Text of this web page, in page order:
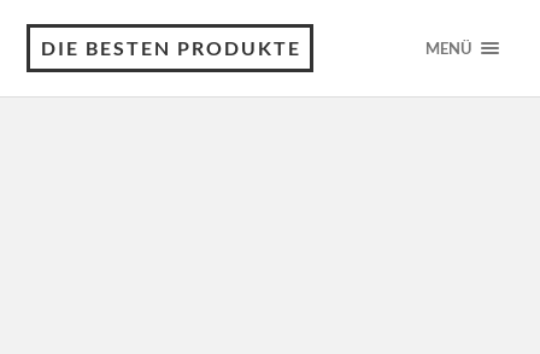
DIE BESTEN PRODUKTE MENÜ